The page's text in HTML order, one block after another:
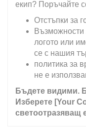
екип? Поръчайте
Отстъпки за
Възможности
логото или
се с нашия
политика за
не е
Бъдете видими.
Изберете [Your
светоотразяващ